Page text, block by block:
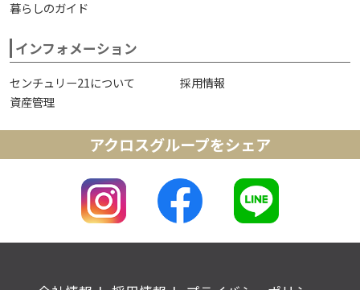
暮らしのガイド
インフォメーション
センチュリー21について
採用情報
資産管理
アクロスグループをシェア